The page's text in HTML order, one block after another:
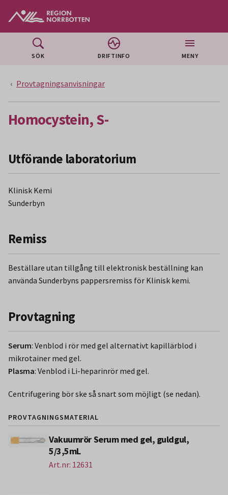
SÖK DRIFTINFO MENY
Provtagningsanvisningar
Homocystein, S-
Utförande laboratorium
Klinisk Kemi
Sunderbyn
Remiss
Beställare utan tillgång till elektronisk beställning kan
använda Sunderbyns pappersremiss för Klinisk kemi.
Provtagning
Serum: Venblod i rör med gel alternativt kapillärblod i
mikrotainer med gel.
Plasma: Venblod i Li-heparinrör med gel.
Centrifugering bör ske så snart som möjligt (se nedan).
PROVTAGNINGSMATERIAL
Vakuumrör Serum med gel, guldgul,
5/3,5mL
Art.nr: 12631